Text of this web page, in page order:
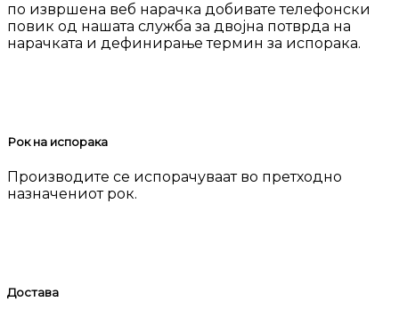
по извршена веб нарачка добивате телефонски
повик од нашата служба за двојна потврда на
нарачката и дефинирање термин за испорака.
Рок на испорака
Производите се испорачуваат во претходно
назначениот рок.
Достава